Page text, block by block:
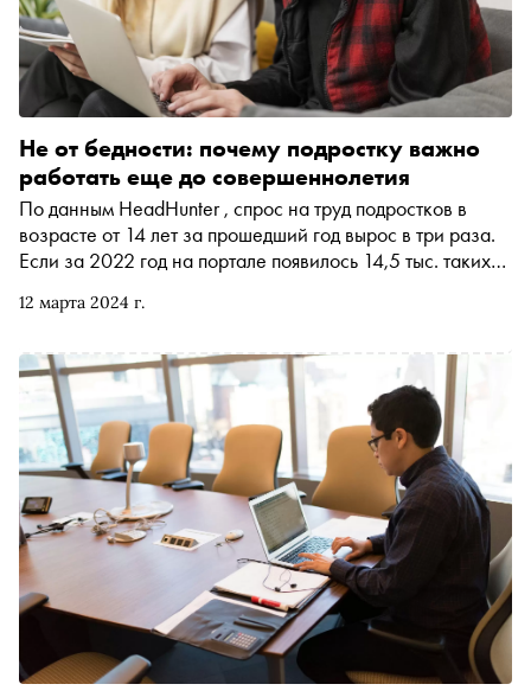
12 марта 2024 г.
Не от бедности: почему подростку важно
работать еще до совершеннолетия
По данным HeadHunter , спрос на труд подростков в
возрасте от 14 лет за прошедший год вырос в три раза.
Если за 2022 год на портале появилось 14,5 тыс. таких
отвечают рекрутерам взаимностью и сами ищут способ
что в июле 2022 года в стране насчитывалось около
80 тыс. несовершеннолетних самозанятых, годом позже
их число почти достигло 100 тыс. О том, в каких областях
юный работник наиболее эффективен,
рассказала продюсер платформы по профориентации
подростков в креативных индустриях Uteens Наталья
Рогаль